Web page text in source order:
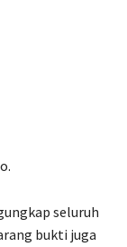
seluruh
bukti juga